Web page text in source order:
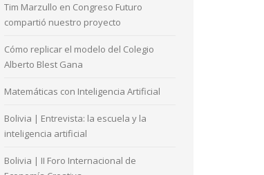
Tim Marzullo en Congreso Futuro
compartió nuestro proyecto
Cómo replicar el modelo del Colegio
Alberto Blest Gana
Matemáticas con Inteligencia Artificial
Bolivia | Entrevista: la escuela y la
inteligencia artificial
Bolivia | II Foro Internacional de